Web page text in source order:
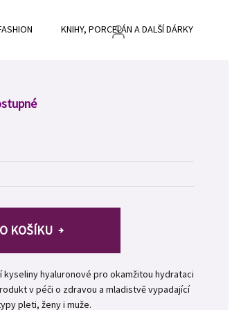
KNIHY, PORCELÁN A DALŠÍ DÁRKY
KOŠÍKU
hyaluronové pro okamžitou hydrataci
v péči o zdravou a mladistvě vypadající
pleti, ženy i muže.